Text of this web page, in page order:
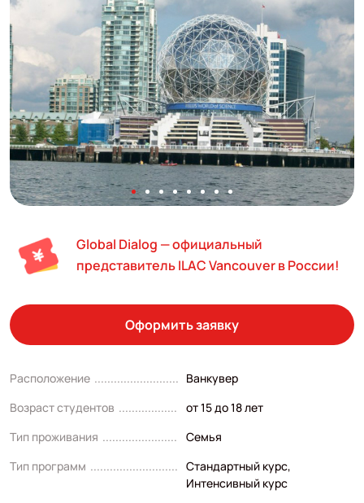
Global Dialog — официальный
представитель ILAC Vancouver в России!
Оформить заявку
Расположение
Ванкувер
Возраст студентов
от 15 до 18 лет
Тип проживания
Семья
Тип программ
Стандартный курс,
Интенсивный курс